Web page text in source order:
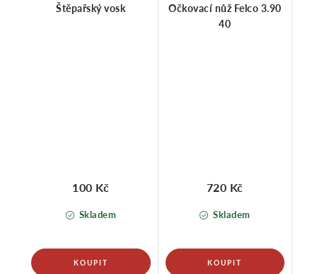
Štěpařský vosk
Skladem
100 Kč
Očkovací nůž Felco 3.90
40
Skladem
720 Kč